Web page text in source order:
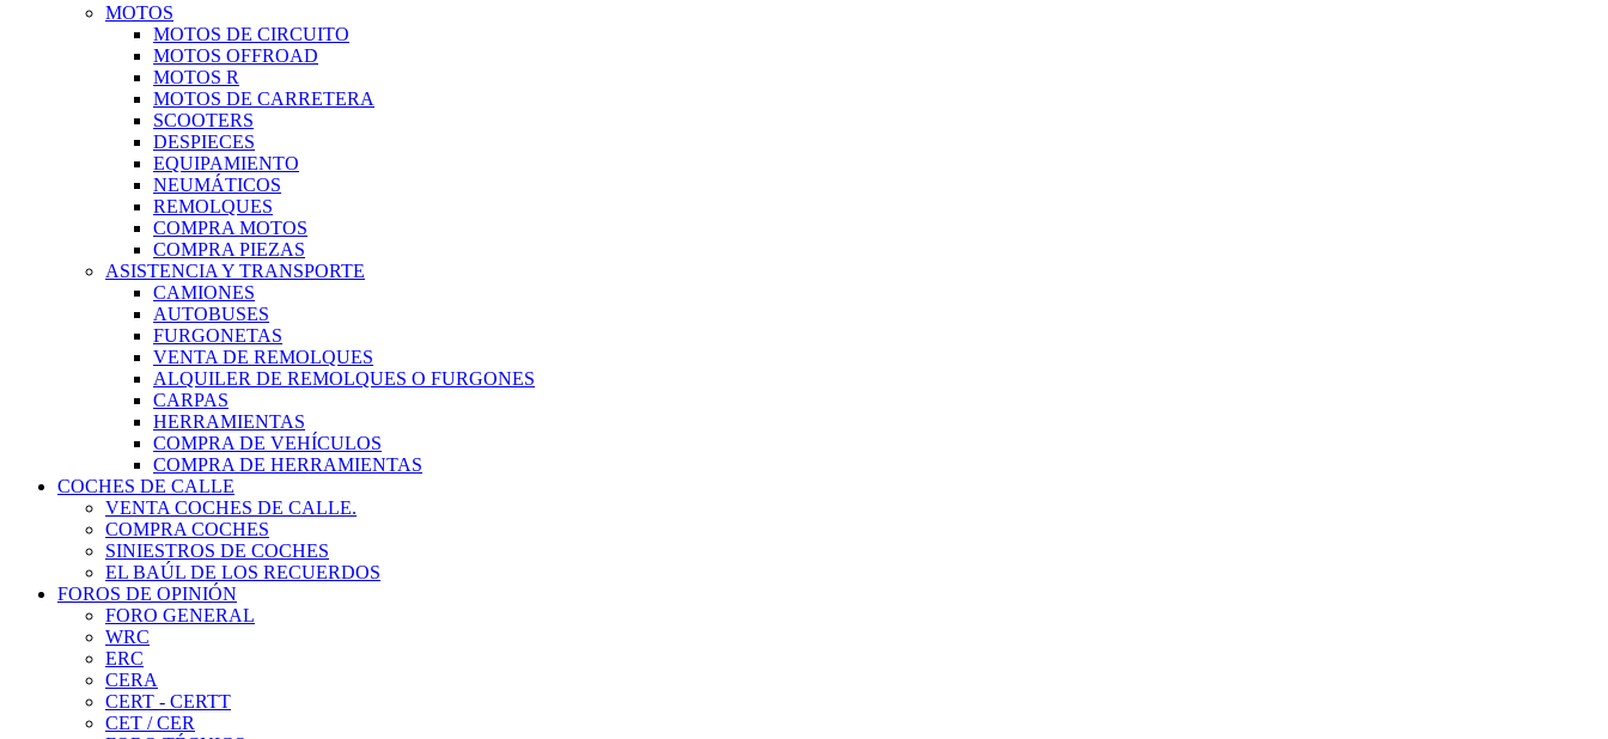
MOTOS
MOTOS DE CIRCUITO
MOTOS OFFROAD
MOTOS R
MOTOS DE CARRETERA
SCOOTERS
DESPIECES
EQUIPAMIENTO
NEUMÁTICOS
REMOLQUES
COMPRA MOTOS
COMPRA PIEZAS
ASISTENCIA Y TRANSPORTE
CAMIONES
AUTOBUSES
FURGONETAS
VENTA DE REMOLQUES
ALQUILER DE REMOLQUES O FURGONES
CARPAS
HERRAMIENTAS
COMPRA DE VEHÍCULOS
COMPRA DE HERRAMIENTAS
COCHES DE CALLE
VENTA COCHES DE CALLE.
COMPRA COCHES
SINIESTROS DE COCHES
EL BAÚL DE LOS RECUERDOS
FOROS DE OPINIÓN
FORO GENERAL
WRC
ERC
CERA
CERT - CERTT
CET / CER